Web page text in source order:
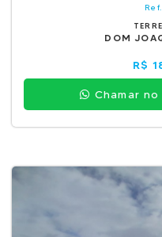
Ref.
DOM
R$
Chamar